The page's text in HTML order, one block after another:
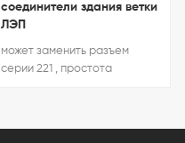
соединители здания ветки
ЛЭП
может заменить разъем
серии 221 , простота